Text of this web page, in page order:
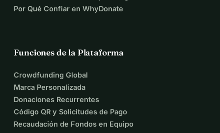
Por Qué Confiar en WhyDonate
Funciones de la Plataforma
Crowdfunding Global
Marca Personalizada
Donaciones Recurrentes
Código QR y Solicitudes de Pago
Recaudación de Fondos en Equipo